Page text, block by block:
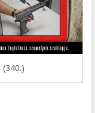
(340.)